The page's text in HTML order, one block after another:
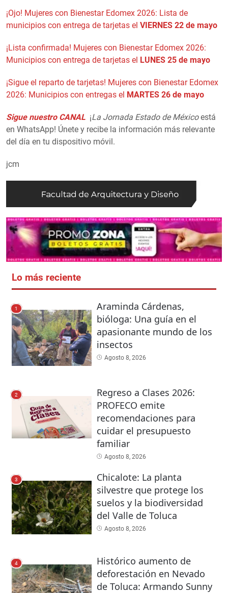
¡Ojo! Mujeres con Bienestar Edomex 2026: Lista de
municipios con entrega de tarjetas el VIERNES 22 de mayo
¡Lista confirmada! Mujeres con Bienestar Edomex 2026:
Municipios con entrega de tarjetas el LUNES 25 de mayo
¡Sigue el reparto de tarjetas! Mujeres con Bienestar Edomex
2026: Municipios con entregas el MARTES 26 de mayo
Sigue nuestro CANAL ¡La Jornada Estado de Méxicoestá
en WhatsApp! Únete y recibe la información más relevante
del día en tu dispositivo móvil.
jcm
Lo más reciente
1
Araminda Cárdenas,
bióloga: Una guía en el
apasionante mundo de los
insectos
Agosto 8, 2026
2
Regreso a Clases 2026:
PROFECO emite
recomendaciones para
cuidar el presupuesto
familiar
Agosto 8, 2026
3
Chicalote: La planta
silvestre que protege los
suelos y la biodiversidad
del Valle de Toluca
Agosto 8, 2026
4
Histórico aumento de
deforestación en Nevado
de Toluca: Armando Sunny